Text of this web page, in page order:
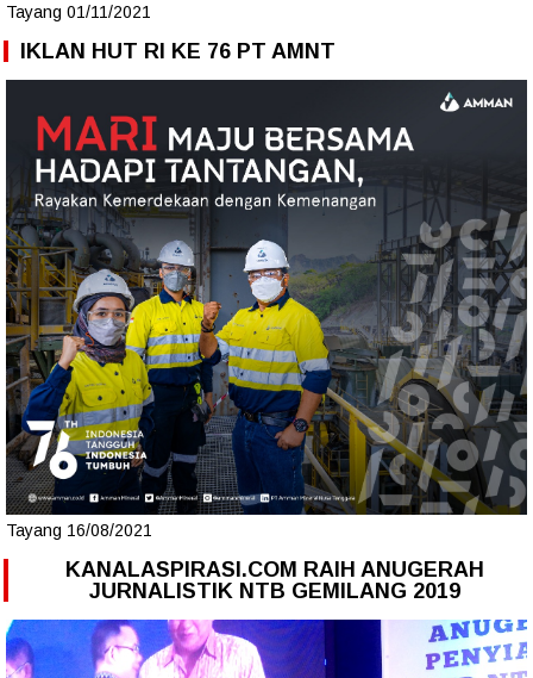
Tayang 01/11/2021
IKLAN HUT RI KE 76 PT AMNT
Tayang 16/08/2021
KANALASPIRASI.COM RAIH ANUGERAH
JURNALISTIK NTB GEMILANG 2019